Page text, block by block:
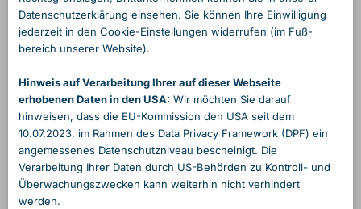
Daten­schutzerklärung einsehen. Sie können Ihre Einwilligung
jederzeit in den Cookie-Einstellungen widerrufen (im Fuß­
bereich unserer Website).
Hinweis auf Verarbeitung Ihrer auf dieser Webseite
erhobenen Daten in den USA:Wir möchten Sie darauf
hinweisen, dass die EU-Kommission den USA seit dem
10.07.2023, im Rahmen des Data Privacy Framework (DPF) ein
angemessenes Daten­schutzniveau bescheinigt. Die
Verarbeitung Ihrer Daten durch US-Behörden zu Kontroll- und
Überwachungs­zwecken kann weiterhin nicht verhindert
werden.